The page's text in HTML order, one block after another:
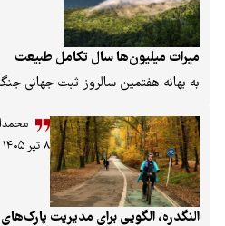
سال تکامل طبیعت
سالروز ثبت جهانی جنگل‌های هیرکانی
محمداسماعیل اسدی
۸ تیر ۱۴۰۵
الگویی برای مدیریت پارک‌های جنگلی